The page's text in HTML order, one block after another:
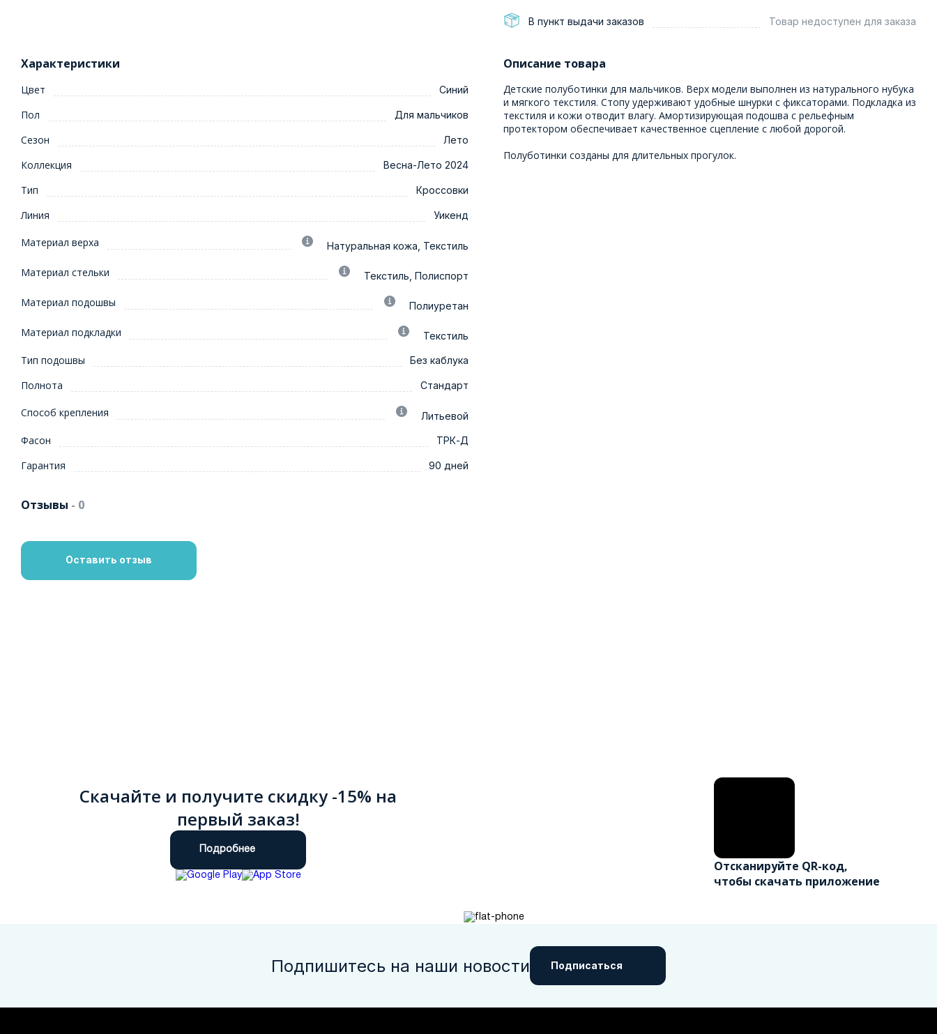
В пункт выдачи заказов Товар недоступен для заказа
Характеристики
Цвет Синий
Пол Для мальчиков
Сезон Лето
Коллекция Весна-Лето 2024
Тип Кроссовки
Линия Уикенд
Материал верха Натуральная кожа, Текстиль
Материал стельки Текстиль, Полиспорт
Материал подошвы Полиуретан
Материал подкладки Текстиль
Тип подошвы Без каблука
Полнота Стандарт
Способ крепления Литьевой
Фасон ТРК-Д
Гарантия 90 дней
Описание товара
Детские полуботинки для мальчиков. Верх модели выполнен из натурального нубука
и мягкого текстиля. Стопу удерживают удобные шнурки с фиксаторами. Подкладка из
текстиля и кожи отводит влагу. Амортизирующая подошва с рельефным
протектором обеспечивает качественное сцепление с любой дорогой.
Полуботинки созданы для длительных прогулок.
Отзывы - 0
Оставить отзыв
Скачайте и получите скидку -15% на
первый заказ!
Подробнее
Отсканируйте QR-код,
чтобы скачать приложение
Подпишитесь на наши новости Подписаться